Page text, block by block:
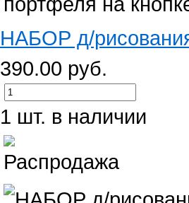
НАБОР д/
390.00 руб.
1 шт. в наличии